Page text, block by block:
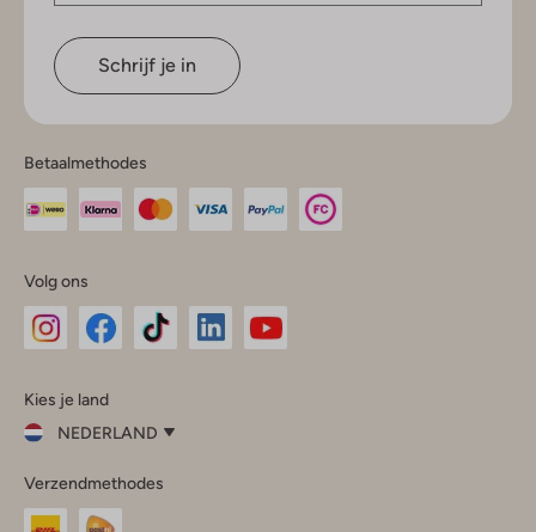
Schrijf je in
Betaalmethodes
Volg ons
InstagramFacebook
Kies je land
NEDERLAND
je
land
Verzendmethodes